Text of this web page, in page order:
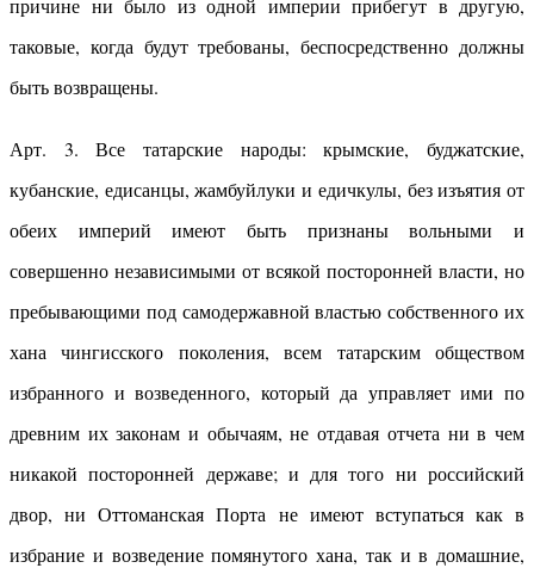
причине ни было из одной империи прибегут в другую,
таковые, когда будут требованы, беспосредственно должны
быть возвращены.
Арт. 3. Все татарские народы: крымские, буджатские,
кубанские, едисанцы, жамбуйлуки и едичкулы, без изъятия от
обеих империй имеют быть признаны вольными и
совершенно независимыми от всякой посторонней власти, но
пребывающими под самодержавной властью собственного их
хана чингисского поколения, всем татарским обществом
избранного и возведенного, который да управляет ими по
древним их законам и обычаям, не отдавая отчета ни в чем
никакой посторонней державе; и для того ни российский
двор, ни Оттоманская Порта не имеют вступаться как в
избрание и возведение помянутого хана, так и в домашние,